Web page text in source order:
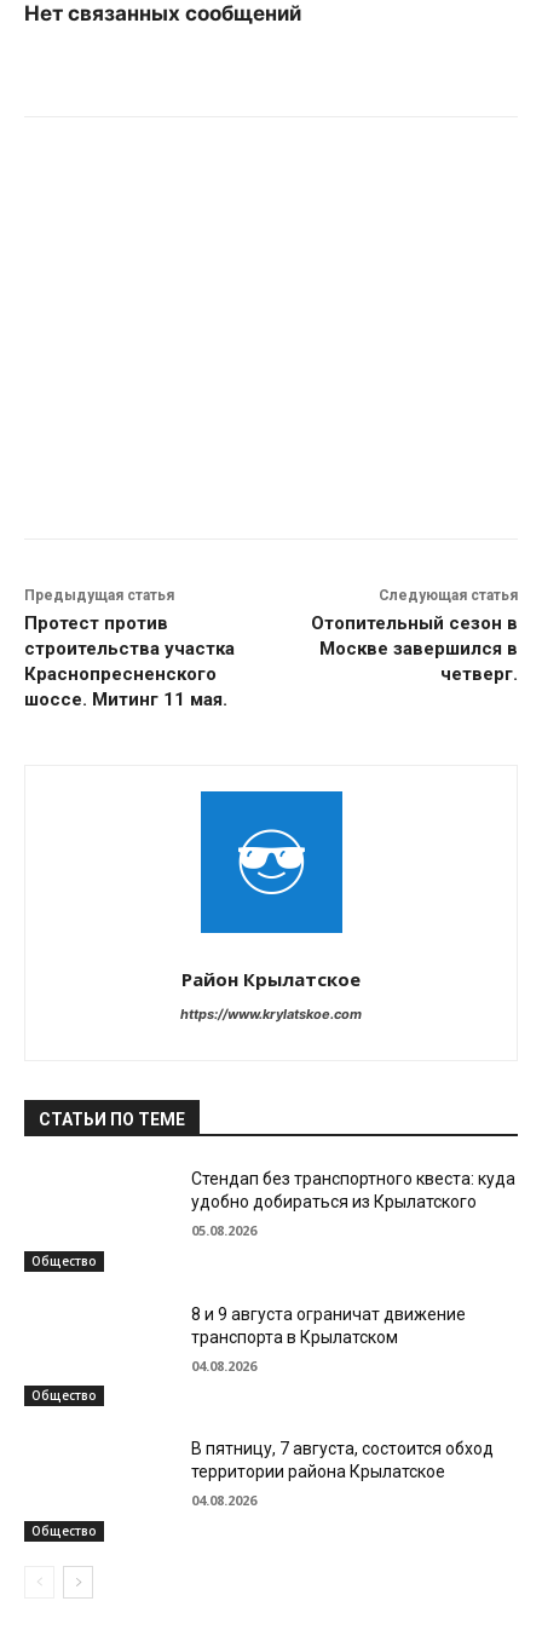
Нет связанных сообщений
Предыдущая статья
Протест против
строительства участка
Краснопресненского
шоссе. Митинг 11 мая.
Следующая статья
Отопительный сезон в
Москве завершился в
четверг.
Район Крылатское
https://www.krylatskoe.com
СТАТЬИ ПО ТЕМЕ
Общество
Стендап без транспортного квеста: куда
удобно добираться из Крылатского
05.08.2026
Общество
8 и 9 августа ограничат движение
транспорта в Крылатском
04.08.2026
Общество
В пятницу, 7 августа, состоится обход
территории района Крылатское
04.08.2026